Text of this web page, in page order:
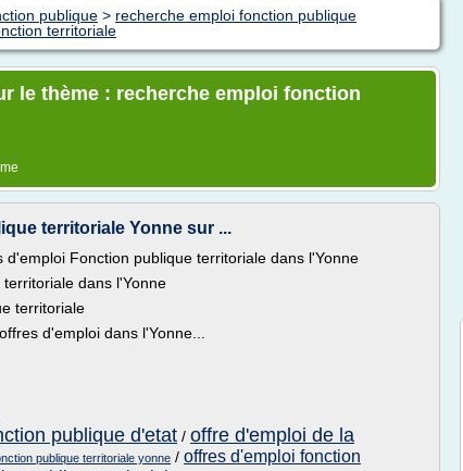
publique > recherche emploi fonction publique
territoriale
le thème : recherche emploi fonction
territoriale Yonne sur ...
Fonction publique territoriale dans l'Yonne
dans l'Yonne
territoriale
d'emploi dans l'Yonne...
publique d'etat / offre d'emploi de la
publique territoriale yonne / offres d'emploi fonction